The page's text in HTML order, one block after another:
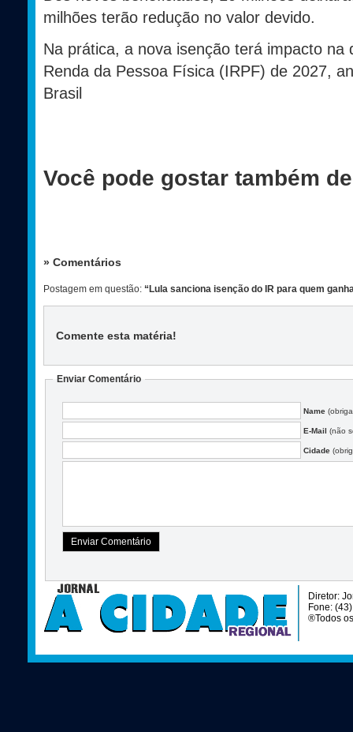
milhões terão redução no valor devido.
Na prática, a nova isenção terá impacto na
Renda da Pessoa Física (IRPF) de 2027,
Brasil
Você pode gostar também
» Comentários
Postagem em questão: “Lula sanciona isenção do IR para quem
Comente esta matéria!
Enviar Comentário
Name
E-Mail (não
Cidade
Diretor:
Fone:
®Todos